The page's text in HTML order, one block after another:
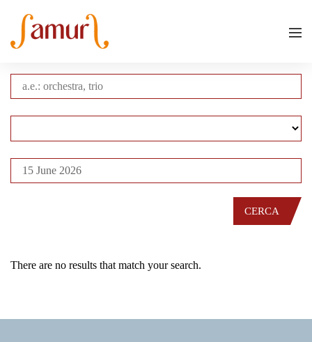
CERCA
There are no results that match your search.